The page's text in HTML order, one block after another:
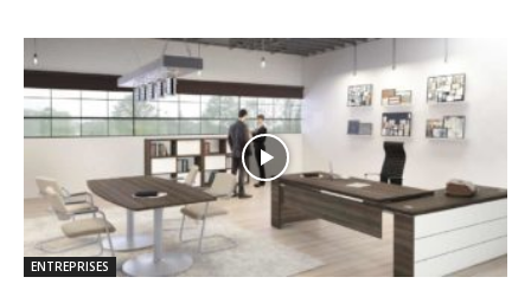
ENTREPRISES